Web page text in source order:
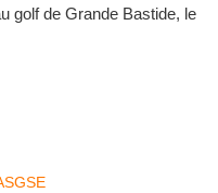
golf de Grande Bastide, le